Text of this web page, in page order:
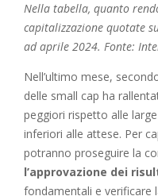
Nella tabella, quanto
capitalizzazione quotate
ad aprile 2024. Fonte:
Nell’ultimo mese,
delle small cap ha
peggiori rispetto alle
inferiori alle attese. Per
potranno proseguire la
l’approvazione dei
fondamentali e verificare